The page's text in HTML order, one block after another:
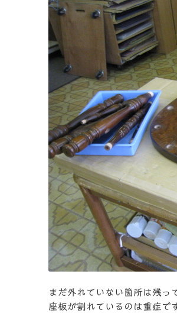
まだ外れていない箇所は残っ
座板が割れているのは重症で